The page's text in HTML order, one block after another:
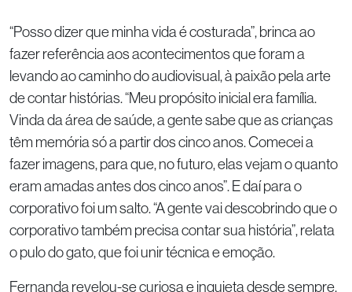
“Posso dizer que minha vida é costurada”, brinca ao
fazer referência aos acontecimentos que foram a
levando ao caminho do audiovisual, à paixão pela arte
de contar histórias. “Meu propósito inicial era família.
Vinda da área de saúde, a gente sabe que as crianças
têm memória só a partir dos cinco anos. Comecei a
fazer imagens, para que, no futuro, elas vejam o quanto
eram amadas antes dos cinco anos”. E daí para o
corporativo foi um salto. “A gente vai descobrindo que o
corporativo também precisa contar sua história”, relata
o pulo do gato, que foi unir técnica e emoção.
Fernanda revelou-se curiosa e inquieta desde sempre.